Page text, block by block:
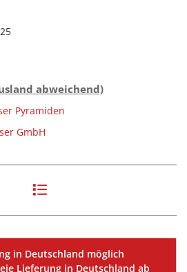
abweichend)
Pyramiden
GmbH
in Deutschland möglich
Lieferung in Deutschland ab